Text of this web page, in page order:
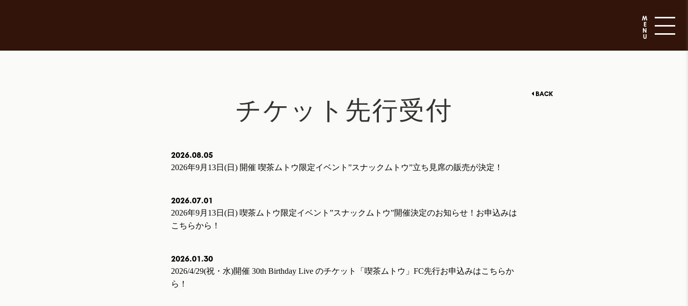
M
E
N
U
チケット先行受付
BACK
2026.08.05
2026年9月13日(日) 開催 喫茶ムトウ限定イベント”スナックムトウ”立ち見席の販売が決定！
2026.07.01
2026年9月13日(日) 喫茶ムトウ限定イベント”スナックムトウ”開催決定のお知らせ！お申込みは
こちらから！
2026.01.30
2026/4/29(祝・水)開催 30th Birthday Live のチケット「喫茶ムトウ」FC先行お申込みはこちらか
ら！